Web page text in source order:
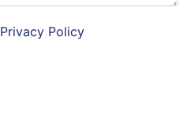
Privacy Policy